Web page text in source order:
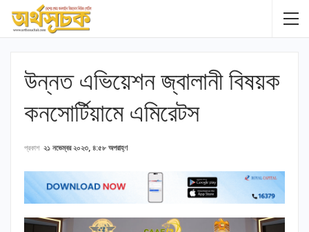
উন্নত এভিয়েশন জ্বালানী বিষয়ক
কনসোর্টিয়ামে এমিরেটস
প্রকাশ ২১ নভেম্বর ২০২৩, ৪:৫৮ অপরাহ্ণ